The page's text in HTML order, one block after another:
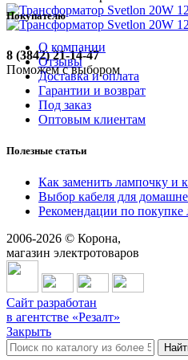
8 (3842) 21-14-47
Поможем с выбором
Покупателю
О компании
Отзывы
Доставка и оплата
Гарантии и возврат
Под заказ
Оптовым клиентам
Полезные статьи
Как заменить лампочку и
Выбор кабеля для
Рекомендации по
2006-2026 © Корона,
магазин электротоваров
Сайт разработан
в агентстве «Резалт»
Закрыть